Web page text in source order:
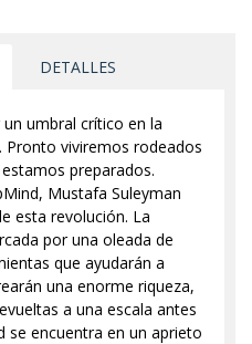
DETALLES
umbral crítico en la
Pronto viviremos rodeados
preparados.
Mustafa Suleyman
esta revolución. La
por una oleada de
que ayudarán a
una enorme riqueza,
a una escala antes
se encuentra en un aprieto